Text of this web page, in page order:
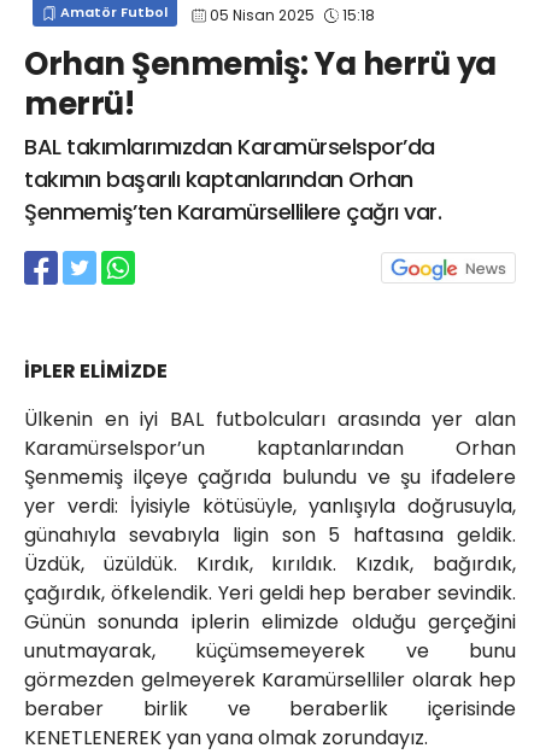
Amatör Futbol 05 Nisan 2025 15:18
Orhan Şenmemiş: Ya herrü ya
merrü!
BAL takımlarımızdan Karamürselspor’da
takımın başarılı kaptanlarından Orhan
Şenmemiş’ten Karamürsellilere çağrı var.
İPLER ELİMİZDE
Ülkenin en iyi BAL futbolcuları arasında yer alan
Karamürselspor’un kaptanlarından Orhan
Şenmemiş ilçeye çağrıda bulundu ve şu ifadelere
yer verdi: İyisiyle kötüsüyle, yanlışıyla doğrusuyla,
günahıyla sevabıyla ligin son 5 haftasına geldik.
Üzdük, üzüldük. Kırdık, kırıldık. Kızdık, bağırdık,
çağırdık, öfkelendik. Yeri geldi hep beraber sevindik.
Günün sonunda iplerin elimizde olduğu gerçeğini
unutmayarak, küçümsemeyerek ve bunu
görmezden gelmeyerek Karamürselliler olarak hep
beraber birlik ve beraberlik içerisinde
KENETLENEREK yan yana olmak zorundayız.
info@spor41.com